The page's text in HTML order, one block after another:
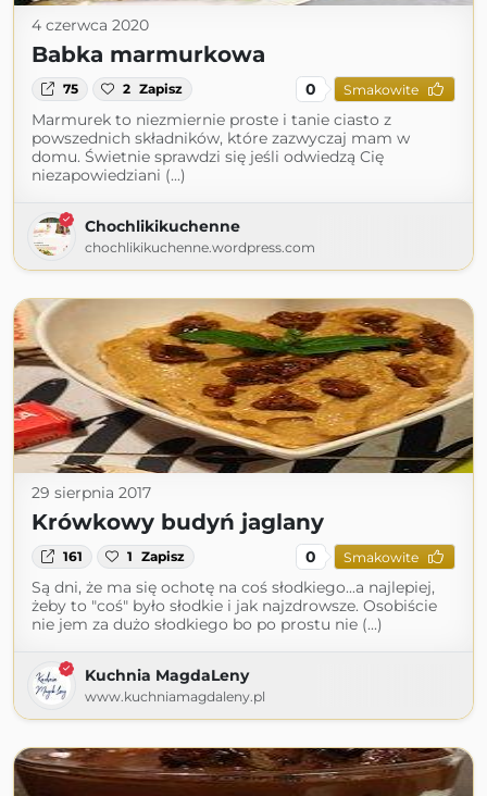
4 czerwca 2020
Babka marmurkowa
75 2 Zapisz 0 Smakowite
Marmurek to niezmiernie proste i tanie ciasto z
powszednich składników, które zazwyczaj mam w
domu. Świetnie sprawdzi się jeśli odwiedzą Cię
niezapowiedziani (...)
Chochlikikuchenne
chochlikikuchenne.wordpress.com
29 sierpnia 2017
Krówkowy budyń jaglany
161 1 Zapisz 0 Smakowite
Są dni, że ma się ochotę na coś słodkiego...a najlepiej,
żeby to "coś" było słodkie i jak najzdrowsze. Osobiście
nie jem za dużo słodkiego bo po prostu nie (...)
Kuchnia MagdaLeny
www.kuchniamagdaleny.pl